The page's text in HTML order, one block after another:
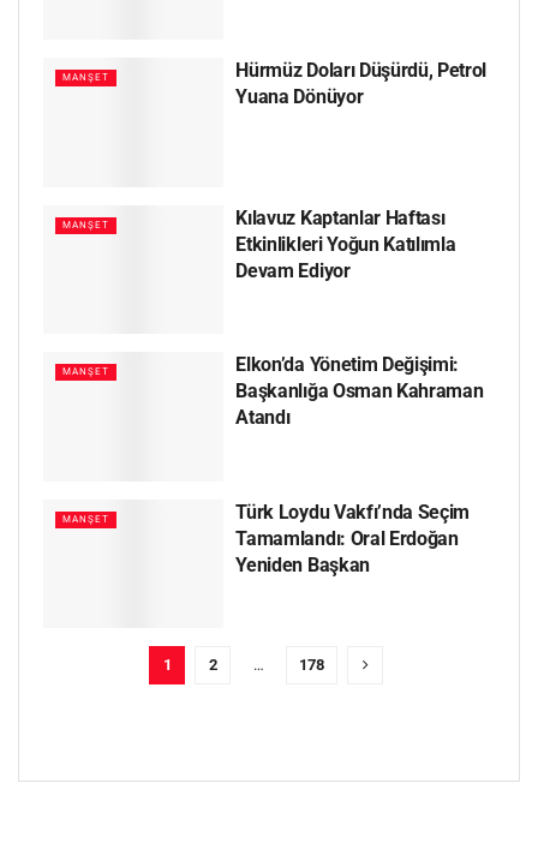
MANŞET
Hürmüz Doları Düşürdü, Petrol
Yuana Dönüyor
MANŞET
Kılavuz Kaptanlar Haftası
Etkinlikleri Yoğun Katılımla
Devam Ediyor
MANŞET
Elkon’da Yönetim Değişimi:
Başkanlığa Osman Kahraman
Atandı
MANŞET
Türk Loydu Vakfı’nda Seçim
Tamamlandı: Oral Erdoğan
Yeniden Başkan
1 2 … 178